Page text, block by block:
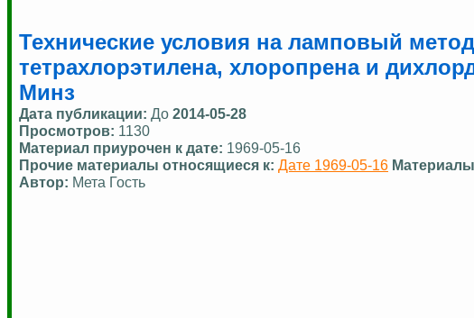
Технические условия на ламповый
тетрахлорэтилена, хлоропрена и
Минз
Дата публикации: До 2014-05-28
Просмотров: 1130
Материал приурочен к дате: 1969-05-16
Прочие материалы относящиеся к: Дате 1969-05-16
Автор: Мета Гость